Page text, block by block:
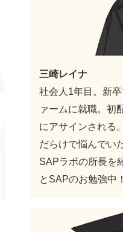
三崎レイナ
社会人1年目。新
ァームに就職。初
にアサインされる
だらけで悩んでい
SAPラボの所長を
とSAPのお勉強中！